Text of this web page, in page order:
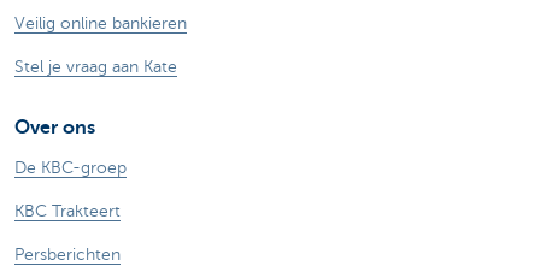
Veilig online bankieren
Stel je vraag aan Kate
Over ons
De KBC-groep
KBC Trakteert
Persberichten